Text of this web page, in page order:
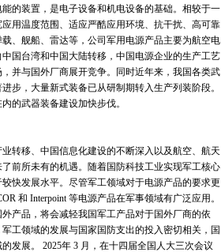
的装置，是电子设备和机电设备的基础。相较于一
用温度范围、适应严酷应用环境、抗干扰、高可靠
、舰船、雷达等，公司军用电源产品主要为航空电
国台湾和中国大陆转移，中国电源企业的生产工艺
并与国外厂商展开竞争。同时近年来，我国各类武
步，大量新式装备已从研制期转入生产列装阶段。
的武器装备建设加快步伐。
移、中国信息化建设的不断深入以及航空、航天
前所未有的机遇。随着国防科技工业实现军工核心
快发展水平。尽管军工领域对于电源产品的要求更
和 Interpoint 等电源产品在军事领域有广泛应用。
产品，将会减轻我国军工产品对于国外厂商的依
工领域的发展与国家国防支出的投入密切相关，国
发展。 2025年 3 月，在十四届全国人大三次会议